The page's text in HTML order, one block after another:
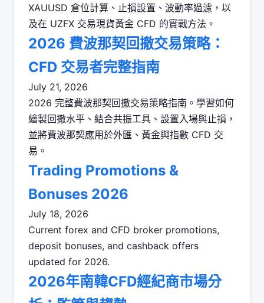
XAUUSD 倉位計算、止損設置、波動率過濾，以
及在 UZFX 交易現貨黃金 CFD 的實戰方法。
2026 費波那契回撤交易策略：
CFD 交易者完整指南
July 21, 2026
2026 完整費波那契回撤交易策略指南。學習如何
繪製回撤水平、結合共振工具、設置入場與止損，
並將費波那契應用於外匯、黃金與指數 CFD 交
易。
Trading Promotions &
Bonuses 2026
July 18, 2026
Current forex and CFD broker promotions,
deposit bonuses, and cashback offers
updated for 2026.
2026年南韓CFD經紀商市場分